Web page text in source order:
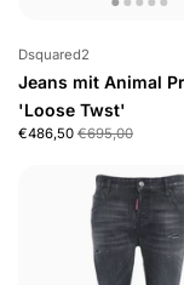
Dsquared2
Jeans mit Animal
'Loose Twst'
€486,50 €695,00